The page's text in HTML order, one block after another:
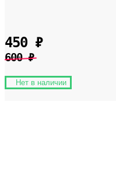
450 ₽
600₽
Нет в наличии